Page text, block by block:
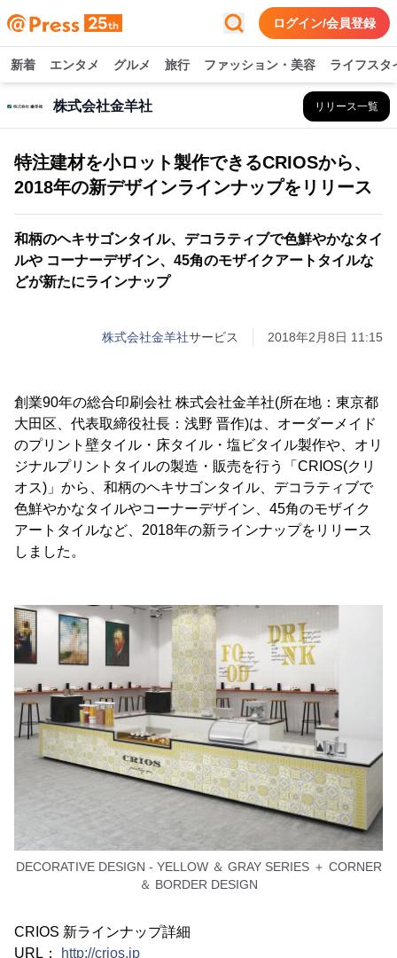
ログイン/会員登録
新着 エンタメ グルメ 旅行 ファッション・美容 ライフスタ
株式会社金羊社 リリース一覧
特注建材を小ロット製作できるCRIOSから、
2018年の新デザインラインナップをリリース
和柄のヘキサゴンタイル、デコラティブで色鮮やかなタイ
ルや コーナーデザイン、45角のモザイクアートタイルな
どが新たにラインナップ
株式会社金羊社サービス 2018年2月8日 11:15
創業90年の総合印刷会社 株式会社金羊社(所在地：東京都
大田区、代表取締役社長：浅野 晋作)は、オーダーメイド
のプリント壁タイル・床タイル・塩ビタイル製作や、オリ
ジナルプリントタイルの製造・販売を行う「CRIOS(クリ
オス)」から、和柄のヘキサゴンタイル、デコラティブで
色鮮やかなタイルやコーナーデザイン、45角のモザイク
アートタイルなど、2018年の新ラインナップをリリース
しました。
DECORATIVE DESIGN - YELLOW ＆ GRAY SERIES ＋ CORNER
＆ BORDER DESIGN
CRIOS 新ラインナップ詳細
URL：
http://crios.jp